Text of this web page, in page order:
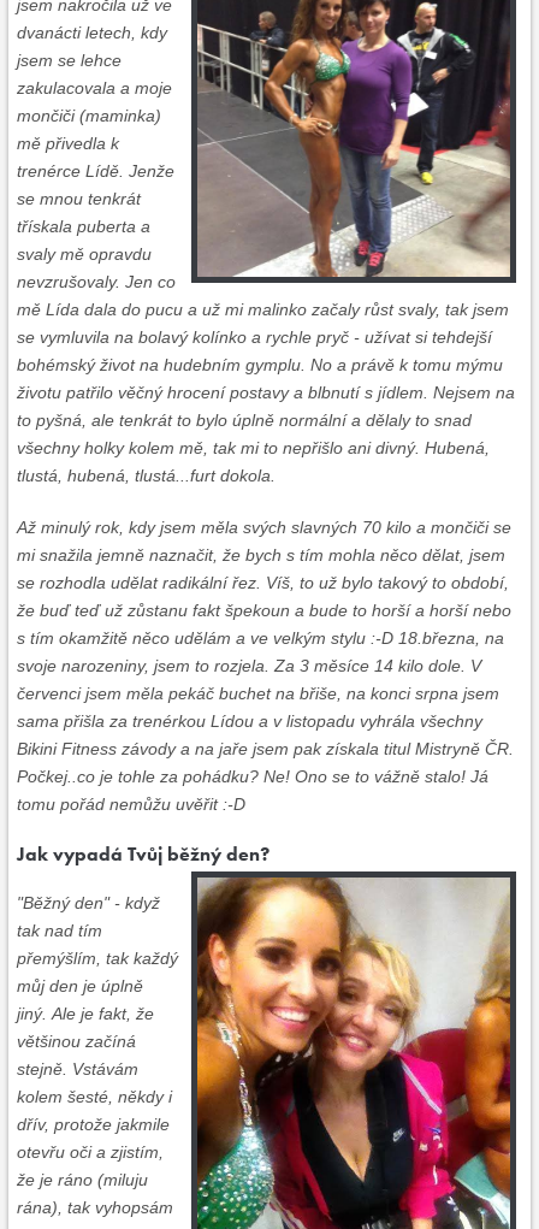
jsem nakročila už ve
dvanácti letech, kdy
jsem se lehce
zakulacovala a moje
mončiči (maminka)
mě přivedla k
trenérce Lídě. Jenže
se mnou tenkrát
třískala puberta a
svaly mě opravdu
nevzrušovaly. Jen co
mě Lída dala do pucu a už mi malinko začaly růst svaly, tak jsem
se vymluvila na bolavý kolínko a rychle pryč - užívat si tehdejší
bohémský život na hudebním gymplu. No a právě k tomu mýmu
životu patřilo věčný hrocení postavy a blbnutí s jídlem. Nejsem na
to pyšná, ale tenkrát to bylo úplně normální a dělaly to snad
všechny holky kolem mě, tak mi to nepřišlo ani divný. Hubená,
tlustá, hubená, tlustá...furt dokola.
Až minulý rok, kdy jsem měla svých slavných 70 kilo a mončiči se
mi snažila jemně naznačit, že bych s tím mohla něco dělat, jsem
se rozhodla udělat radikální řez. Víš, to už bylo takový to období,
že buď teď už zůstanu fakt špekoun a bude to horší a horší nebo
s tím okamžitě něco udělám a ve velkým stylu :-D 18.března, na
svoje narozeniny, jsem to rozjela. Za 3 měsíce 14 kilo dole. V
červenci jsem měla pekáč buchet na břiše, na konci srpna jsem
sama přišla za trenérkou Lídou a v listopadu vyhrála všechny
Bikini Fitness závody a na jaře jsem pak získala titul Mistryně ČR.
Počkej..co je tohle za pohádku? Ne! Ono se to vážně stalo! Já
tomu pořád nemůžu uvěřit :-D
Jak vypadá Tvůj běžný den?
"Běžný den" - když
tak nad tím
přemýšlím, tak každý
můj den je úplně
jiný. Ale je fakt, že
většinou začíná
stejně. Vstávám
kolem šesté, někdy i
dřív, protože jakmile
otevřu oči a zjistím,
že je ráno (miluju
rána), tak vyhopsám